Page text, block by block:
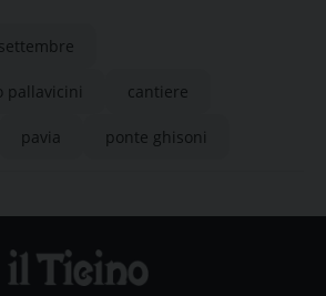
pallavicini cantiere
pavia ponte ghisoni